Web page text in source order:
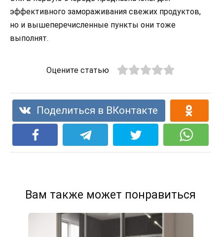
эффективного замораживания свежих продуктов,
но и вышеперечисленные пункты они тоже
выполнят.
Оцените статью
Поделиться в ВКонтакте
Вам также может понравиться